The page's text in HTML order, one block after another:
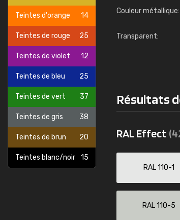
Teintes d'orange 14
Teintes de rouge 25
Teintes de violet 12
Teintes de bleu 25
Teintes de vert 37
Teintes de gris 38
Teintes de brun 20
Teintes blanc/noir 15
Couleur métallique:
Transparent:
Résultats
RAL Effect
RAL 110-1
RAL 110-5